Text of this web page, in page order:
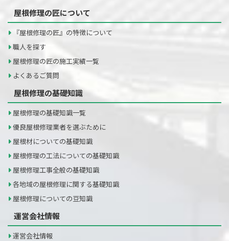
屋根修理の匠について
『屋根修理の匠』の特徴について
職人を探す
屋根修理の匠の施工実績一覧
よくあるご質問
屋根修理の基礎知識
屋根修理の基礎知識一覧
優良屋根修理業者を選ぶために
屋根材についての基礎知識
屋根修理の工法についての基礎知識
屋根修理工事全般の基礎知識
各地域の屋根修理に関する基礎知識
屋根修理についての豆知識
運営会社情報
運営会社情報